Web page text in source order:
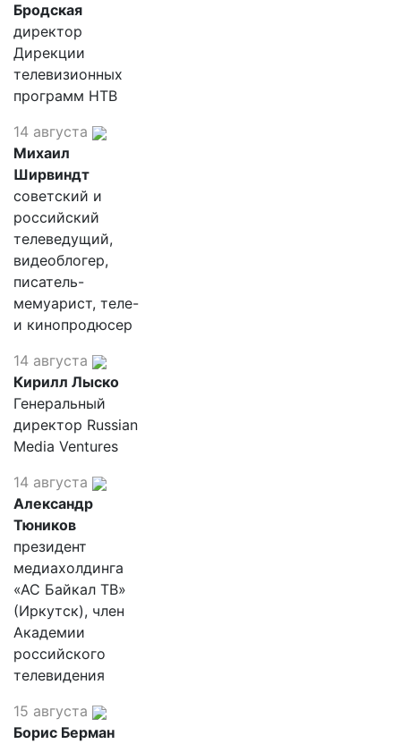
Бродская
директор
Дирекции
телевизионных
программ НТВ
14 августа
Михаил
Ширвиндт
советский и
российский
телеведущий,
видеоблогер,
писатель-
мемуарист, теле-
и кинопродюсер
14 августа
Кирилл Лыско
Генеральный
директор Russian
Media Ventures
14 августа
Александр
Тюников
президент
медиахолдинга
«АС Байкал ТВ»
(Иркутск), член
Академии
российского
телевидения
15 августа
Борис Берман